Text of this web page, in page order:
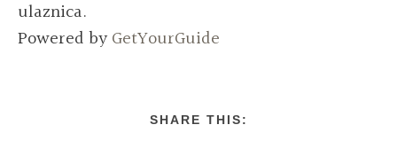
ulaznica.
Powered byGetYourGuide
SHARE THIS: